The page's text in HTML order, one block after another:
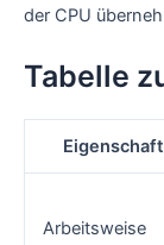
der CPU
Tabelle
Eigenschaft
Arbeitsweise